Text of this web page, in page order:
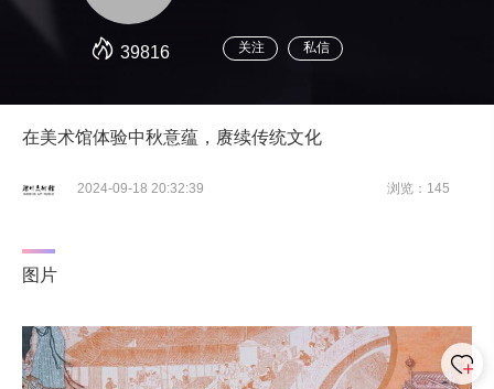
39816 关注 私信
在美术馆体验中秋意蕴，赓续传统文化
2024-09-18 20:32:39 浏览：145
图片